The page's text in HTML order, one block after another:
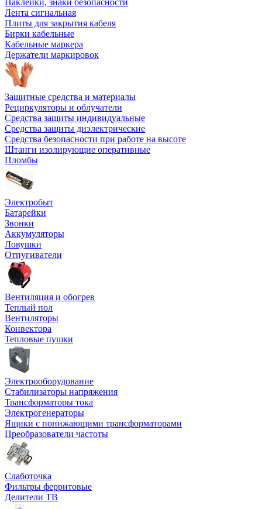
Наклейки, знаки безопасности
Лента сигнальная
Плиты для закрытия кабеля
Бирки кабельные
Кабельные маркера
Держатели маркировок
Защитные средства и материалы
Рециркуляторы и облучатели
Средства защиты индивидуальные
Средства защиты диэлектрические
Средства безопасности при работе на высоте
Штанги изолирующие оперативные
Пломбы
Электробыт
Батарейки
Звонки
Аккумуляторы
Ловушки
Отпугиватели
Вентиляция и обогрев
Теплый пол
Вентиляторы
Конвектора
Тепловые пушки
Электрооборудование
Стабилизаторы напряжения
Трансформаторы тока
Электрогенераторы
Ящики с понижающими трансформаторами
Преобразователи частоты
Слаботочка
Фильтры ферритовые
Делители ТВ